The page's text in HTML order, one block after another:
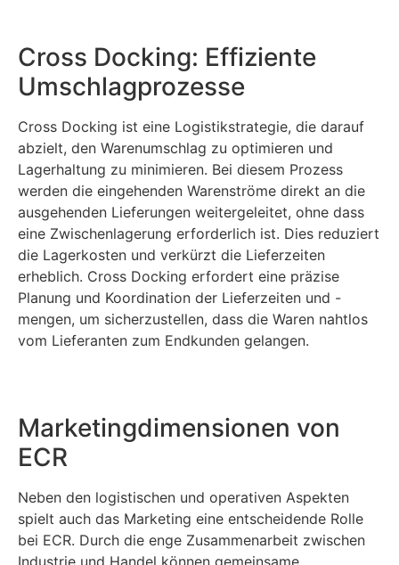
Cross Docking: Effiziente
Umschlagprozesse
Cross Docking ist eine Logistikstrategie, die darauf
abzielt, den Warenumschlag zu optimieren und
Lagerhaltung zu minimieren. Bei diesem Prozess
werden die eingehenden Warenströme direkt an die
ausgehenden Lieferungen weitergeleitet, ohne dass
eine Zwischenlagerung erforderlich ist. Dies reduziert
die Lagerkosten und verkürzt die Lieferzeiten
erheblich. Cross Docking erfordert eine präzise
Planung und Koordination der Lieferzeiten und -
mengen, um sicherzustellen, dass die Waren nahtlos
vom Lieferanten zum Endkunden gelangen.
Marketingdimensionen von
ECR
Neben den logistischen und operativen Aspekten
spielt auch das Marketing eine entscheidende Rolle
bei ECR. Durch die enge Zusammenarbeit zwischen
Industrie und Handel können gemeinsame